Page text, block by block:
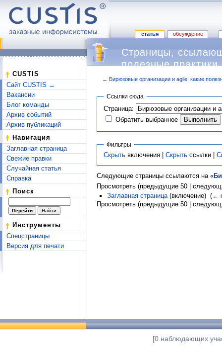
статья обсуждение
CUSTIS
Сайт CUSTIS →
Вакансии
Блог команды
Архив событий
Архив публикаций
Навигация
Заглавная страница
Свежие правки
Случайная статья
Справка
Поиск
Инструменты
Спецстраницы
Версия для печати
Страницы,
полезные
← Бирюзовые организации и agile: какие
Ссылки сюда
Страница:
Обратить выбранное
Фильтры
Скрыть включения | Скрыть ссылки |
Следующие страницы ссылаются на «
Просмотреть (предыдущие 50 |
Заглавная страница(включение) ‎ (←
Просмотреть (предыдущие 50 |
[0 наблюдающих